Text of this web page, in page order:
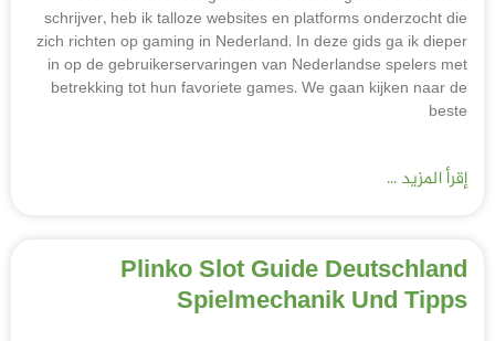
schrijver, heb ik talloze
zich richten op gaming
in op de
betrekking tot hun
Plinko